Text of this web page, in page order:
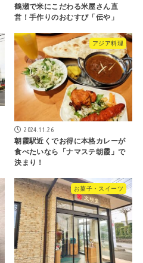
鶴瀬で米にこだわる米屋さん直
営！手作りのおむすび「伝や」
アジア料理
2024.11.26
朝霞駅近くでお得に本格カレーが
食べたいなら「ナマステ朝霞」で
決まり！
お菓子・スイーツ